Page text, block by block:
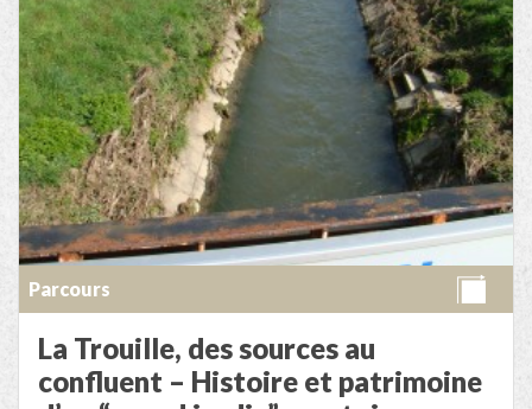
Parcours
La Trouille, des sources au
confluent – Histoire et patrimoine